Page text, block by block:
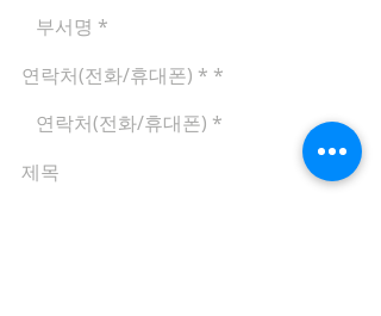
연락처(전화/휴대폰) *
제목